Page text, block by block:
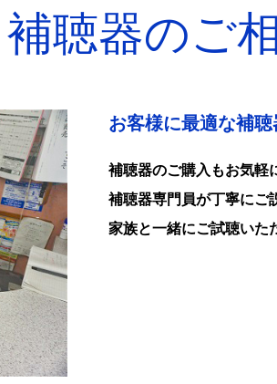
補聴器のご
お客様に最適な補聴
補聴器のご購入もお気軽
補聴器専門員が丁寧にご
家族と一緒にご試聴いた